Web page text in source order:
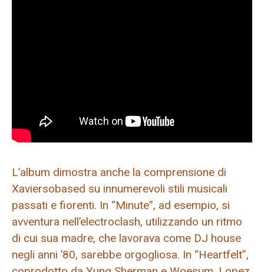
L’album dimostra anche la comprensione di
Xaviersobased su innumerevoli stili musicali
passati e fiorenti. In “Minute”, ad esempio, si
avventura nell’electroclash, utilizzando un ritmo
di cui sua madre, che lavorava come DJ house
negli anni ’80, sarebbe orgogliosa. In “Heartfelt”,